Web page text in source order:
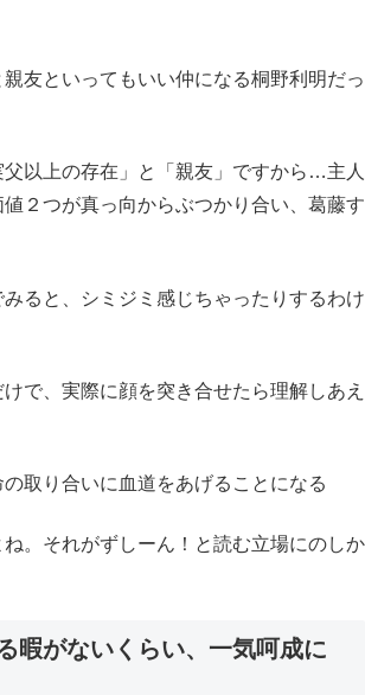
友といってもいい仲になる桐野利明だっ
以上の存在」と「親友」ですから…主人
２つが真っ向からぶつかり合い、葛藤す
ると、シミジミ感じちゃったりするわけ
で、実際に顔を突き合せたら理解しあえ
取り合いに血道をあげることになる
。それがずしーん！と読む立場にのしか
暇がないくらい、一気呵成に